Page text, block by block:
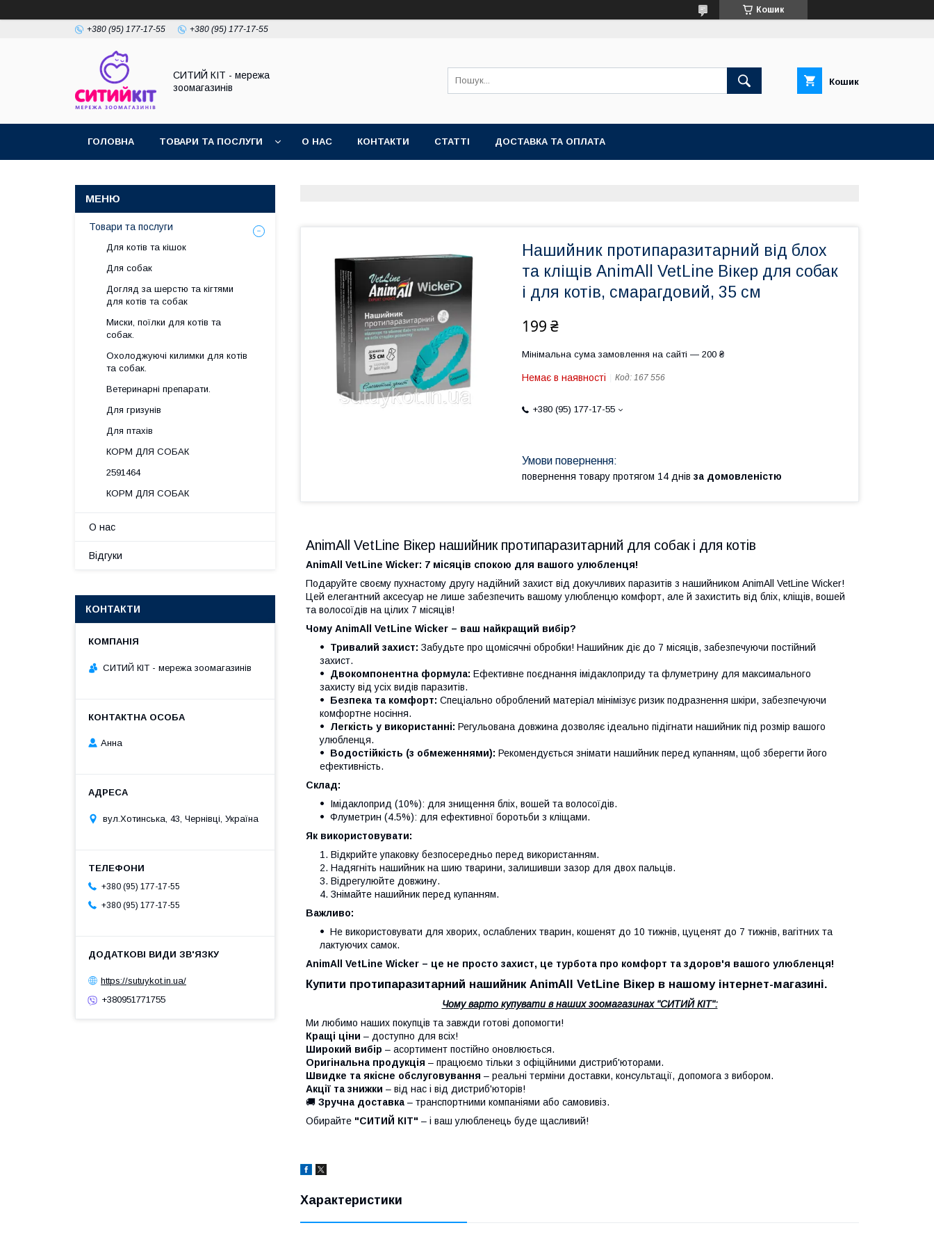
Кошик
+380 (95) 177-17-55 +380 (95) 177-17-55
СИТИЙ КІТ - мережа
зоомагазинів
Кошик
ГОЛОВНА ТОВАРИ ТА ПОСЛУГИ О НАС КОНТАКТИ СТАТТІ ДОСТАВКА ТА ОПЛАТА
Нашийник протипаразитарний від блох
та кліщів AnimAll VetLine Вікер для собак
і для котів, смарагдовий, 35 см
199 ₴
Мінімальна сума замовлення на сайті — 200 ₴
Немає в наявності Код: 167 556
+380 (95) 177-17-55
повернення товару протягом 14 днів за домовленістю
AnimAll VetLine Вікер нашийник протипаразитарний для собак і для котів
AnimAll VetLine Wicker: 7 місяців спокою для вашого улюбленця!
Подаруйте своєму пухнастому другу надійний захист від докучливих паразитів з нашийником AnimAll VetLine Wicker!
Цей елегантний аксесуар не лише забезпечить вашому улюбленцю комфорт, але й захистить від бліх, кліщів, вошей
та волосоїдів на цілих 7 місяців!
Чому AnimAll VetLine Wicker – ваш найкращий вибір?
Тривалий захист: Забудьте про щомісячні обробки! Нашийник діє до 7 місяців, забезпечуючи постійний
захист.
Двокомпонентна формула: Ефективне поєднання імідаклоприду та флуметрину для максимального
захисту від усіх видів паразитів.
Безпека та комфорт: Спеціально оброблений матеріал мінімізує ризик подразнення шкіри, забезпечуючи
комфортне носіння.
Легкість у використанні: Регульована довжина дозволяє ідеально підігнати нашийник під розмір вашого
улюбленця.
Водостійкість (з обмеженнями): Рекомендується знімати нашийник перед купанням, щоб зберегти його
ефективність.
Склад:
Імідаклоприд (10%): для знищення бліх, вошей та волосоїдів.
Флуметрин (4.5%): для ефективної боротьби з кліщами.
Як використовувати:
Відкрийте упаковку безпосередньо перед використанням.
Надягніть нашийник на шию тварини, залишивши зазор для двох пальців.
Відрегулюйте довжину.
Знімайте нашийник перед купанням.
Важливо:
Не використовувати для хворих, ослаблених тварин, кошенят до 10 тижнів, цуценят до 7 тижнів, вагітних та
лактуючих самок.
AnimAll VetLine Wicker – це не просто захист, це турбота про комфорт та здоров'я вашого улюбленця!
Купити протипаразитарний нашийник AnimAll VetLine Вікер в нашому інтернет-магазині.
Чому варто купувати в наших зоомагазинах "СИТИЙ КІТ":
Ми любимо наших покупців та завжди готові допомогти!
Кращі ціни – доступно для всіх!
Широкий вибір – асортимент постійно оновлюється.
Оригінальна продукція – працюємо тільки з офіційними дистриб'юторами.
Швидке та якісне обслуговування – реальні терміни доставки, консультації, допомога з вибором.
Акції та знижки – від нас і від дистриб'юторів!
🚚 Зручна доставка – транспортними компаніями або самовивіз.
Обирайте "СИТИЙ КІТ" – і ваш улюбленець буде щасливий!
Характеристики
Товари та послуги
Для котів та кішок
Для собак
Догляд за шерстю та кігтями
для котів та собак
Миски, поїлки для котів та
собак.
Охолоджуючі килимки для котів
та собак.
Ветеринарні препарати.
Для гризунів
Для птахів
КОРМ ДЛЯ СОБАК
2591464
КОРМ ДЛЯ СОБАК
О нас
Відгуки
КОНТАКТИ
СИТИЙ КІТ - мережа зоомагазинів
Анна
вул.Хотинська, 43, Чернівці, Україна
+380 (95) 177-17-55
+380 (95) 177-17-55
https://sutuykot.in.ua/
+380951771755